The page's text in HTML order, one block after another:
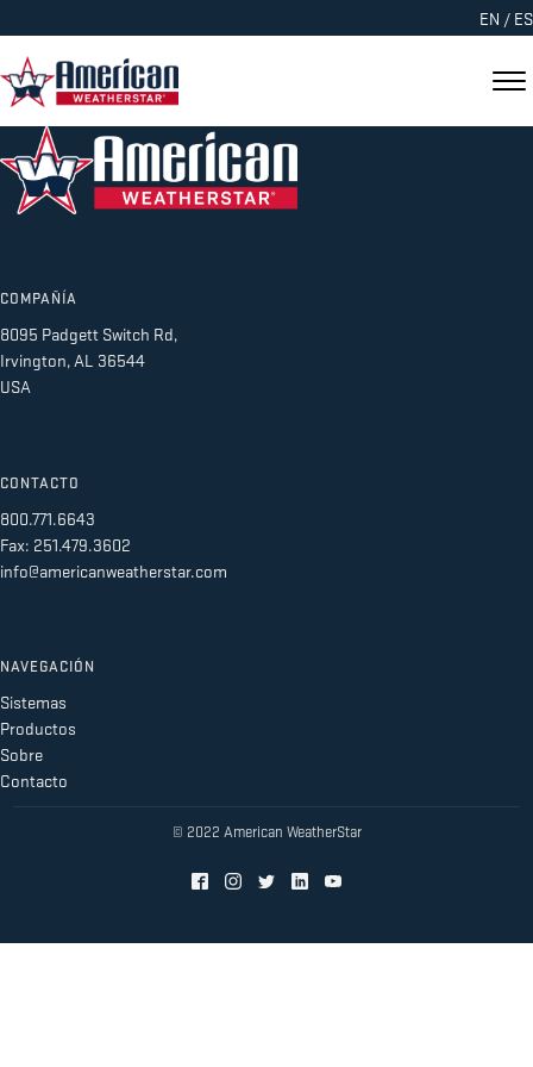
EN / ES
COMPAÑÍA
8095 Padgett Switch Rd,
Irvington, AL 36544
USA
CONTACTO
800.771.6643
Fax: 251.479.3602
info@americanweatherstar.com
NAVEGACIÓN
Sistemas
Productos
Sobre
Contacto
© 2022 American WeatherStar